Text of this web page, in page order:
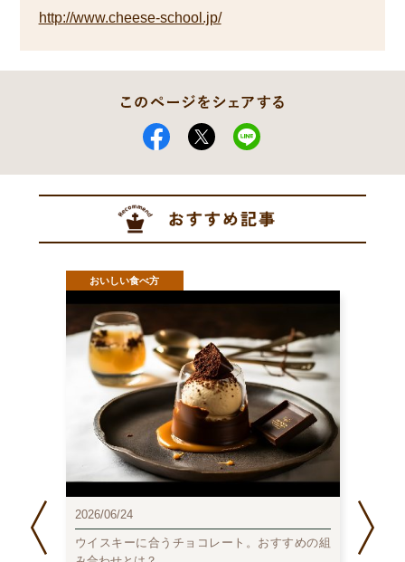
http://www.cheese-school.jp/
おいしい食べ方
2026/06/24
ウイスキーに合うチョコレート。おすすめの組
のむチ